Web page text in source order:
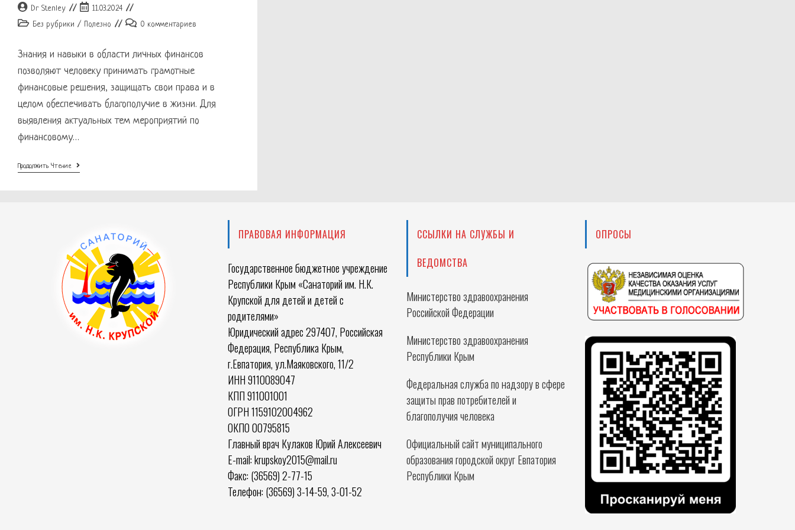
Автор
записи:
Dr Stenley
Запись
опубликована:
11.03.2024
РубрикаБез рубрики / Полезно
Комментарии
0 комментариев
Знания и навыки в области личных финансов
позволяют человеку принимать грамотные
финансовые решения, защищать свои права и в
целом обеспечивать благополучие в жизни. Для
выявления актуальных тем мероприятий по
финансовому…
Продолжить ЧтениеОнлайн-
Опрос
ПРАВОВАЯ ИНФОРМАЦИЯ
Государственное бюджетное учреждение
Республики Крым «Санаторий им. Н.К.
Крупской для детей и детей с
родителями»
Юридический адрес 297407, Российская
Федерация, Республика Крым,
г.Евпатория, ул.Маяковского, 11/2
ИНН 9110089047
КПП 911001001
ОГРН 1159102004962
ОКПО 00795815
Главный врач Кулаков Юрий Алексеевич
E-mail: krupskoy2015@mail.ru
Факс: (36569) 2-77-15
Телефон: (36569) 3-14-59, 3-01-52
ССЫЛКИ НА СЛУЖБЫ И
ВЕДОМСТВА
Министерство здравоохранения
Российской Федерации
Министерство здравоохранения
Республики Крым
Федеральная служба по надзору в сфере
защиты прав потребителей и
благополучия человека
Официальный сайт муниципального
образования городской округ Евпатория
Республики Крым
ОПРОСЫ